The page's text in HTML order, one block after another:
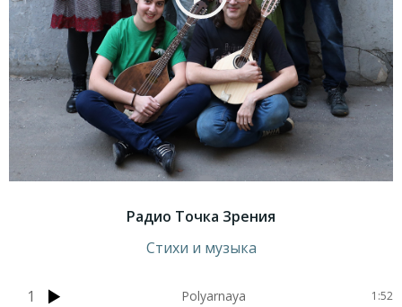
Радио Точка Зрения
Стихи и музыка
1 Polyarnaya 1:52